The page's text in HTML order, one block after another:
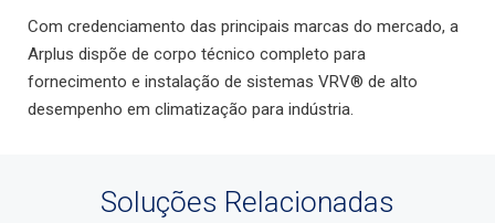
Com credenciamento das principais marcas do mercado, a
Arplus dispõe de corpo técnico completo para
fornecimento e instalação de sistemas VRV® de alto
desempenho em climatização para indústria.
Soluções Relacionadas